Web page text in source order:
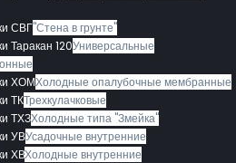
СВГ"Стена в грунте"
Таракан 120Универсальные
ХОМХолодные опалубочные мембранные
ТКТрехкулачковые
ТХЗХолодные типа "Змейка"
УВУсадочные внутренние
ХВХолодные внутренние